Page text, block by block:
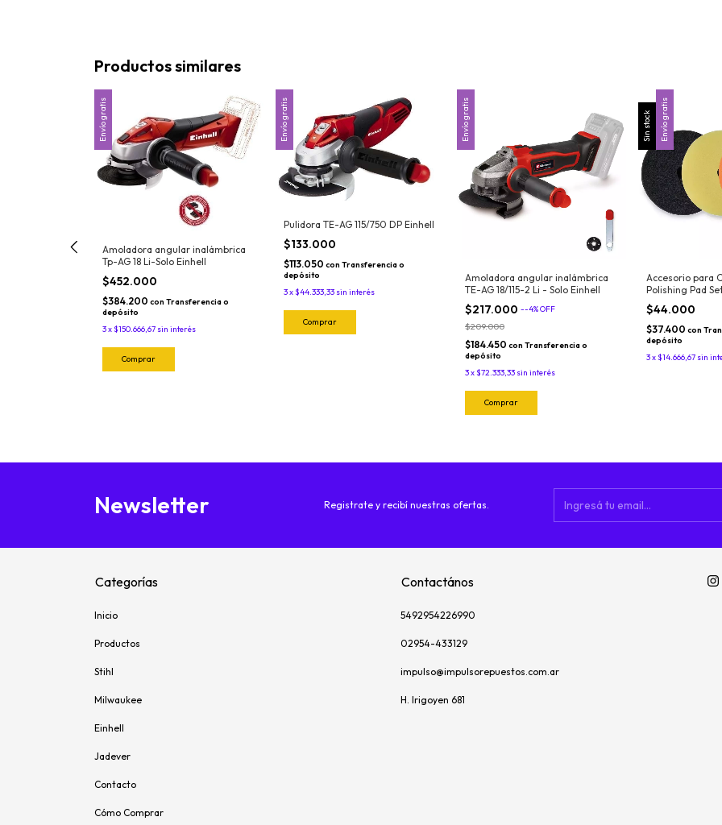
Productos similares
Envío gratis
Amoladora angular inalámbrica
Tp-AG 18 Li-Solo Einhell
$452.000
$384.200 con Transferencia o
depósito
3x$150.666,67 sin interés
Envío gratis
Pulidora TE-AG 115/750 DP Einhell
$133.000
$113.050 con Transferencia o
depósito
3x$44.333,33 sin interés
Envío gratis
Amoladora angular inalámbrica
TE-AG 18/115-2 Li - Solo Einhell
$217.000 --4%OFF
$209.000
$184.450 con Transferencia o
depósito
3x$72.333,33 sin interés
Sin stock Envío gratis
Accesorio para
Polishing Pad
Einhell
$44.000
$37.400 con
depósito
3x$14.666,67 sin
Newsletter Registrate y recibí nuestras ofertas.
Categorías
Inicio
Productos
Stihl
Milwaukee
Einhell
Jadever
Contacto
Cómo Comprar
Contactános
5492954226990
02954-433129
impulso@impulsorepuestos.com.ar
H. Irigoyen 681